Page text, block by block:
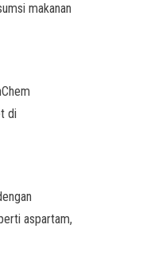
makanan
di
aspartam,